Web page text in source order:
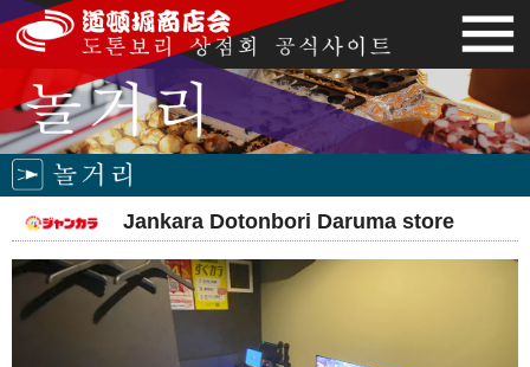
Jankara Dotonbori Daruma store